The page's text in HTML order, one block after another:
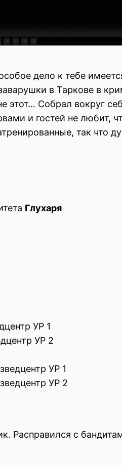
дело к тебе
в Таркове в
этот… Собрал вокруг
и гостей не любит,
так что
Глухаря
УР 1
УР 2
УР 1
УР 2
Расправился с